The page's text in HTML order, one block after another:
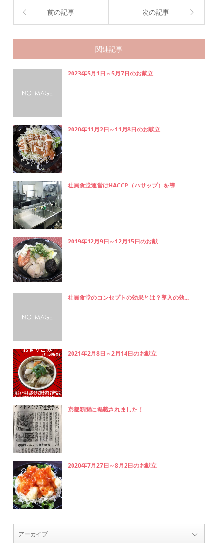
前の記事 次の記事
関連記事
2023年5月1日～5月7日のお献立
2020年11月2日～11月8日のお献立
社員食堂運営はHACCP（ハサップ）を導...
2019年12月9日～12月15日のお献...
社員食堂のコンセプトの効果とは？導入の効...
2021年2月8日～2月14日のお献立
京都新聞に掲載されました！
2020年7月27日～8月2日のお献立